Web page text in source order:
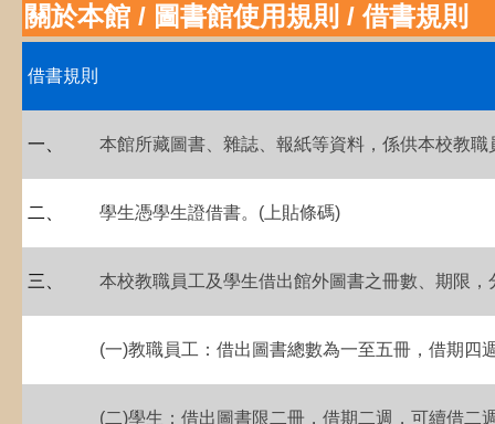
關於本館 / 圖書館使用規則 /借書規則
借書規則
一 本館所藏圖書、雜誌、報紙等資料，係供本校教
二 學生憑學生證借書。(上貼條碼)
三 本校教職員工及學生借出館外圖書之冊數、期限，
(一)教職員工：借出圖書總數為一至五冊，借期四
(二)學生：借出圖書限二冊，借期二週，可續借二